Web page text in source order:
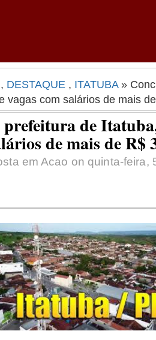
, DESTAQUE , ITATUBA»
vagas com salários de mais
de
de mais de R$
em Acao on quinta-feira,